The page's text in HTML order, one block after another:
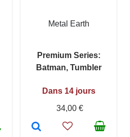
Metal Earth
Premium Series:
Batman, Tumbler
Dans 14 jours
34,00 €